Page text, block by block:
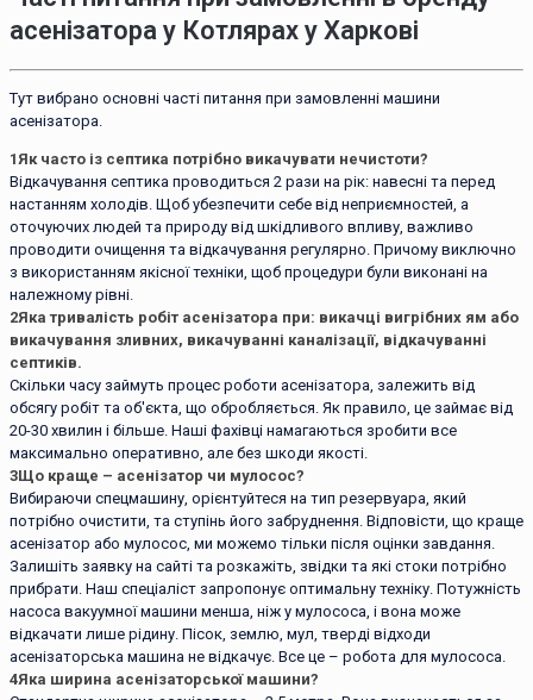
асенізатора у Котлярах у Харкові
Тут вибрано основні часті питання при замовленні машини
асенізатора.
1Як часто із септика потрібно викачувати нечистоти?
Відкачування септика проводиться 2 рази на рік: навесні та перед
настанням холодів. Щоб убезпечити себе від неприємностей, а
оточуючих людей та природу від шкідливого впливу, важливо
проводити очищення та відкачування регулярно. Причому виключно
з використанням якісної техніки, щоб процедури були виконані на
належному рівні.
2Яка тривалість робіт асенізатора при: викачці вигрібних ям або
викачування зливних, викачуванні каналізації, відкачуванні
септиків.
Скільки часу займуть процес роботи асенізатора, залежить від
обсягу робіт та об'єкта, що обробляється. Як правило, це займає від
20-30 хвилин і більше. Наші фахівці намагаються зробити все
максимально оперативно, але без шкоди якості.
3Що краще – асенізатор чи мулосос?
Вибираючи спецмашину, орієнтуйтеся на тип резервуара, який
потрібно очистити, та ступінь його забруднення. Відповісти, що краще
асенізатор або мулосос, ми можемо тільки після оцінки завдання.
Залишіть заявку на сайті та розкажіть, звідки та які стоки потрібно
прибрати. Наш спеціаліст запропонує оптимальну техніку. Потужність
насоса вакуумної машини менша, ніж у мулососа, і вона може
відкачати лише рідину. Пісок, землю, мул, тверді відходи
асенізаторська машина не відкачує. Все це – робота для мулососа.
4Яка ширина асенізаторської машини?